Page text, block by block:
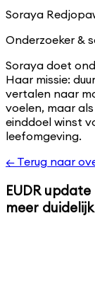
Soraya
Onderzoeker &
Soraya doet
Haar missie:
vertalen naar
voelen, maar
einddoel winst
leefomgeving.
← Terug naar
EUDR
meer